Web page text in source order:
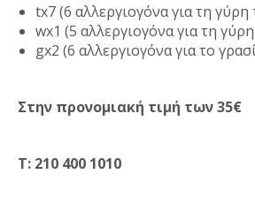
tx7 (6 αλλεργιογόνα για τη
wx1 (5 αλλεργιογόνα για τη
gx2 (6 αλλεργιογόνα για το
Στην προνομιακή τιμή των 35€
Τ: 210 400 1010